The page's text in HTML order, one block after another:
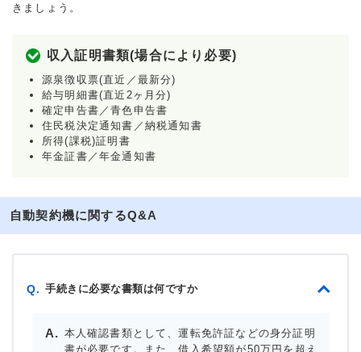
きましょう。
収入証明書類(場合により必要)
源泉徴収票(直近／最新分)
給与明細書(直近2ヶ月分)
確定申告書／青色申告書
住民税決定通知書／納税通知書
所得(課税)証明書
年金証書／年金通知書
自動契約機に関するQ&A
Q. 手続きに必要な書類は何ですか
本人確認書類として、運転免許証などの身分証明
書が必要です。また、借入希望額が50万円を超え